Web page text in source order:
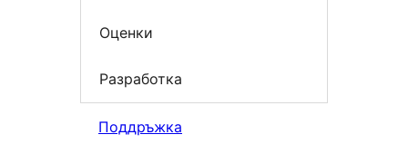
Оценки
Разработка
Поддръжка